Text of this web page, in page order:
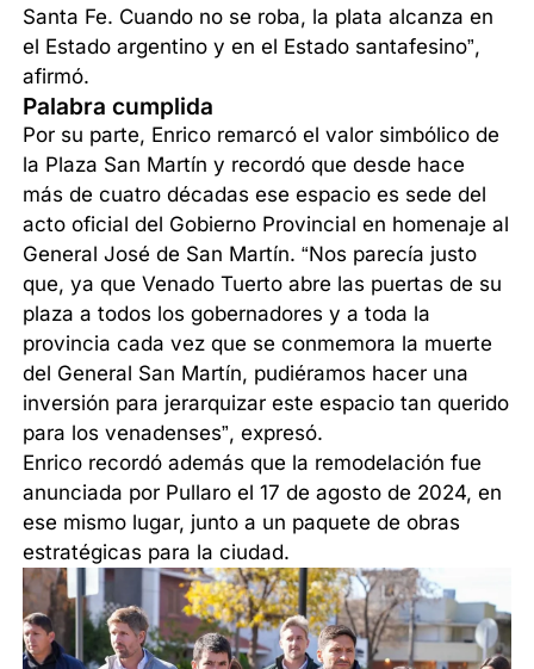
Santa Fe. Cuando no se roba, la plata alcanza en
el Estado argentino y en el Estado santafesino”,
afirmó.
Palabra cumplida
Por su parte, Enrico remarcó el valor simbólico de
la Plaza San Martín y recordó que desde hace
más de cuatro décadas ese espacio es sede del
acto oficial del Gobierno Provincial en homenaje al
General José de San Martín. “Nos parecía justo
que, ya que Venado Tuerto abre las puertas de su
plaza a todos los gobernadores y a toda la
provincia cada vez que se conmemora la muerte
del General San Martín, pudiéramos hacer una
inversión para jerarquizar este espacio tan querido
para los venadenses”, expresó.
Enrico recordó además que la remodelación fue
anunciada por Pullaro el 17 de agosto de 2024, en
ese mismo lugar, junto a un paquete de obras
estratégicas para la ciudad.